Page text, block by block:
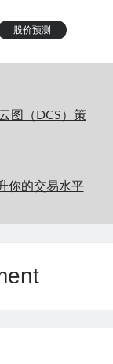
股价预测
图（DCS）策
你的交易水平